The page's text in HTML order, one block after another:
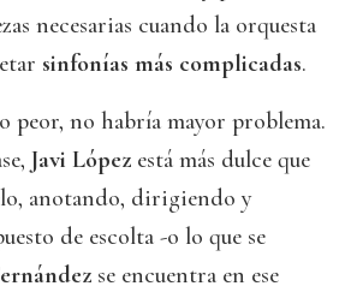
necesarias cuando la orquesta
sinfonías más complicadas.
peor, no habría mayor problema.
Javi López está más dulce que
anotando, dirigiendo y
de escolta -o lo que se
se encuentra en ese